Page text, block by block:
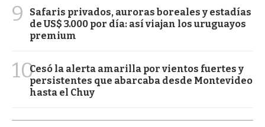
9
Safaris privados, auroras boreales y estadías
de US$ 3.000 por día: así viajan los uruguayos
premium
10Cesó la alerta amarilla por vientos fuertes y
persistentes que abarcaba desde Montevideo
hasta el Chuy